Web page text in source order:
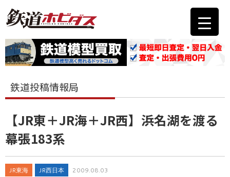
鉄道投稿情報局
【JR東＋JR海＋JR西】浜名湖を渡る
幕張183系
JR東海 JR西日本 2009.08.03